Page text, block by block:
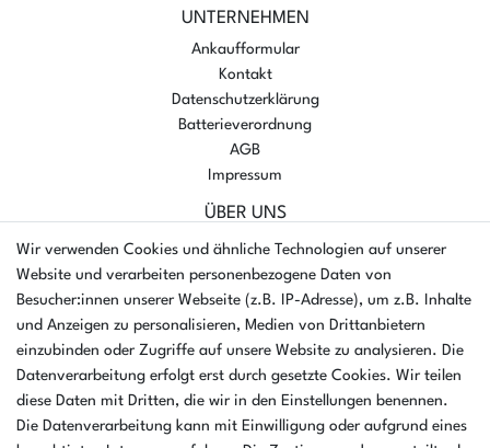
UNTERNEHMEN
Ankaufformular
Kontakt
Datenschutzerklärung
Batterieverordnung
AGB
Impressum
ÜBER UNS
AMIKON GMBH
Einsteinstr. 8a
46325 Borken
Deutschland
Öffnungszeiten Montag - Donnerstag
07:30 - 16:00 Uhr
Öffnungszeiten Freitag
Wir verwenden Cookies und ähnliche Technologien auf unserer
Website und verarbeiten personenbezogene Daten von
Besucher:innen unserer Webseite (z.B. IP-Adresse), um z.B. Inhalte
und Anzeigen zu personalisieren, Medien von Drittanbietern
einzubinden oder Zugriffe auf unsere Website zu analysieren. Die
Datenverarbeitung erfolgt erst durch gesetzte Cookies. Wir teilen
diese Daten mit Dritten, die wir in den Einstellungen benennen.
Die Datenverarbeitung kann mit Einwilligung oder aufgrund eines